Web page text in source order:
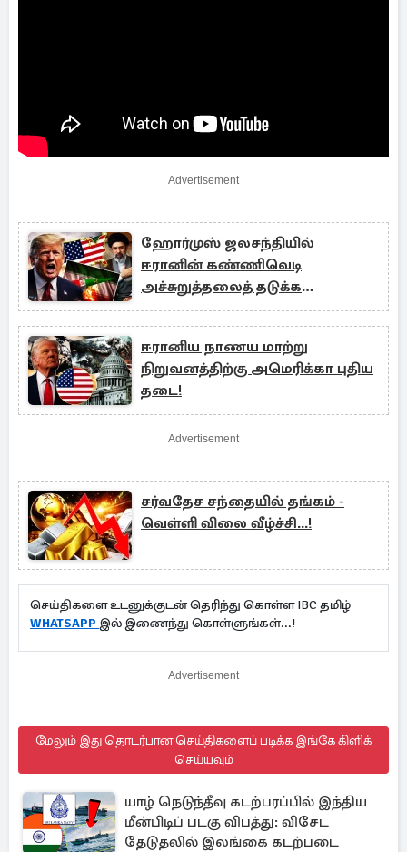
Advertisement
ஹோர்முஸ் ஜலசந்தியில்
ஈரானின் கண்ணிவெடி
அச்சுறுத்தலைத் தடுக்க
அமெரிக்கா தீவிரம்!
ஈரானிய நாணய மாற்று
நிறுவனத்திற்கு அமெரிக்கா புதிய
தடை!
Advertisement
சர்வதேச சந்தையில் தங்கம் -
வெள்ளி விலை வீழ்ச்சி...!
செய்திகளை உடனுக்குடன் தெரிந்து கொள்ள IBC தமிழ்
WHATSAPP இல் இணைந்து கொள்ளுங்கள்...!
Advertisement
மேலும் இது தொடர்பான செய்திகளைப் படிக்க இங்கே கிளிக்
செய்யவும்
யாழ் நெடுந்தீவு கடற்பரப்பில் இந்திய
மீன்பிடிப் படகு விபத்து: விசேட
தேடுதலில் இலங்கை கடற்படை